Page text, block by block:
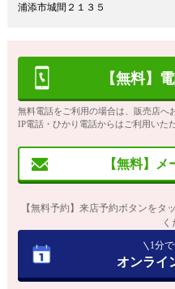
浦添市城間２１３５
【無料】
無料電話をご利用の場合は、販売店へ
IP電話・ひかり電話からはご利用いた
【無料】
【無料予約】来店予約ボタンをタ
1分
オンライ